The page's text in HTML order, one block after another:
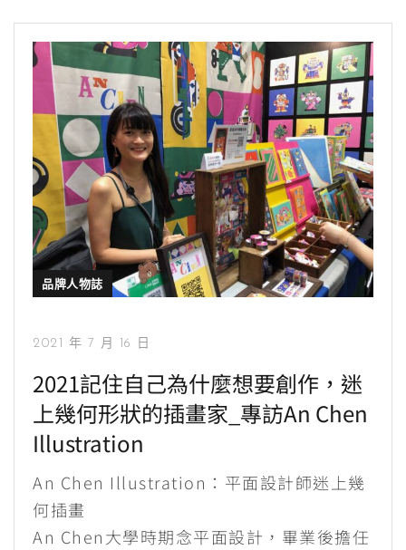
品牌人物誌
2021 年 7 月 16 日
2021記住自己為什麼想要創作，迷
上幾何形狀的插畫家_專訪An Chen
Illustration
An Chen Illustration：平面設計師迷上幾
何插畫
An Chen大學時期念平面設計，畢業後擔任